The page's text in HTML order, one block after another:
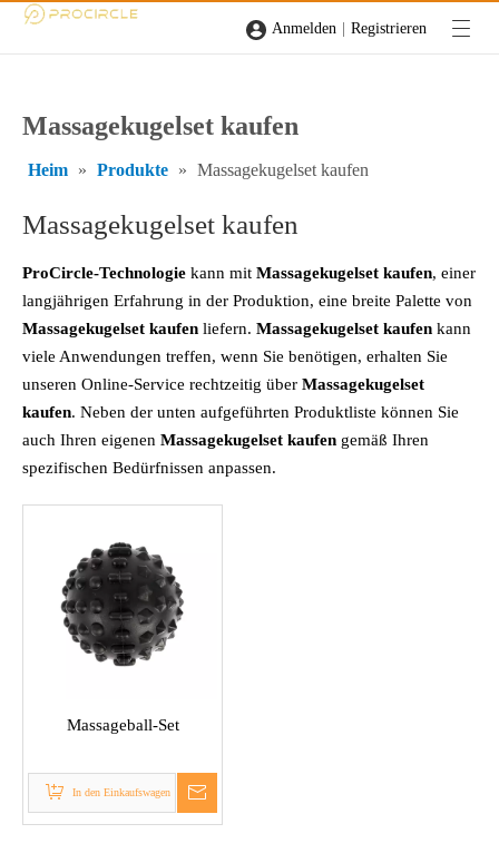
Anmelden | Registrieren
Massagekugelset kaufen
Heim » Produkte » Massagekugelset kaufen
Massagekugelset kaufen
ProCircle-Technologie kann mit Massagekugelset kaufen, einer
langjährigen Erfahrung in der Produktion, eine breite Palette von
Massagekugelset kaufen liefern. Massagekugelset kaufen kann
viele Anwendungen treffen, wenn Sie benötigen, erhalten Sie
unseren Online-Service rechtzeitig über Massagekugelset
kaufen. Neben der unten aufgeführten Produktliste können Sie
auch Ihren eigenen Massagekugelset kaufen gemäß Ihren
spezifischen Bedürfnissen anpassen.
Massageball-Set
In den Einkaufswagen